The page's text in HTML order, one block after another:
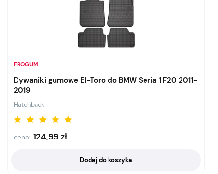
FROGUM
Dywaniki gumowe El-Toro do BMW Seria 1 F20 2011-
2019
Hatchback
cena: 124,99 zł
Dodaj do koszyka